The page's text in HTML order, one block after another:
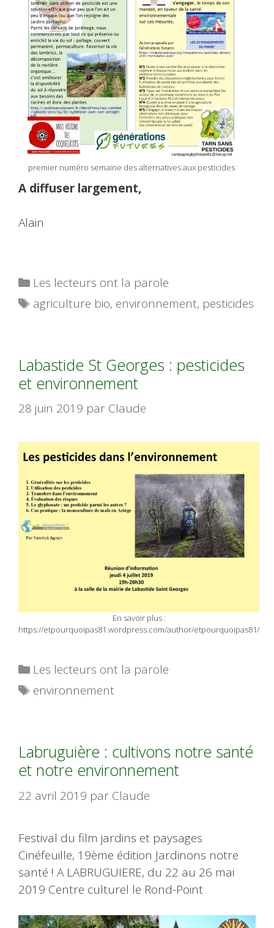
premier numéro semaine des alternatives aux pesticides
A diffuser largement,
Alain
Catégories
Les lecteurs ont la parole
Étiquettes
agriculture bio, environnement, pesticides
Labastide St Georges : pesticides
et environnement
28 juin 2019 par Claude
En savoir plus :
https://etpourquoipas81.wordpress.com/author/etpourquoipas81/
Catégories
Les lecteurs ont la parole
Étiquettes
environnement
Labruguière : cultivons notre santé
et notre environnement
22 avril 2019 par Claude
Festival du film jardins et paysages
Cinéfeuille, 19ème édition Jardinons notre
santé ! A LABRUGUIERE, du 22 au 26 mai
2019 Centre culturel le Rond-Point